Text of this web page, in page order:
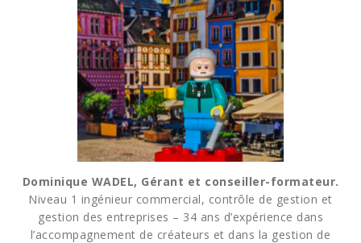
Dominique WADEL, Gérant et conseiller-formateur.
Niveau 1 ingénieur commercial, contrôle de gestion et
gestion des entreprises – 34 ans d’expérience dans
l’accompagnement de créateurs et dans la gestion de